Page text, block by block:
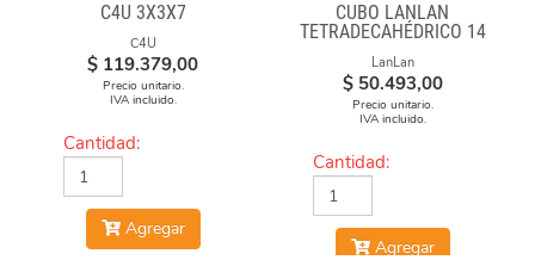
C4U 3X3X7
C4U
$ 119.379,00
Precio unitario.
IVA incluido.
Cantidad:
Agregar
CUBO LANLAN
TETRADECAHÉDRICO 14
FACES GEAR CUBE
BLACK
LanLan
$ 50.493,00
Precio unitario.
IVA incluido.
Cantidad:
Agregar